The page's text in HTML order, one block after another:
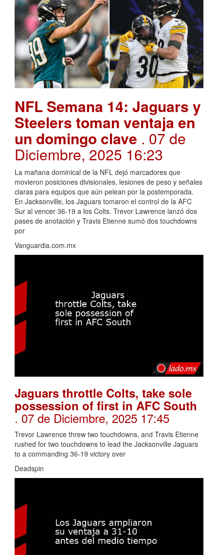
NFL Semana 14: Jaguars y
Steelers toman ventaja en
un domingo clave . 07 de
Diciembre, 2025 16:23
La mañana dominical de la NFL dejó marcadores que
movieron posiciones divisionales, lesiones de peso y señales
claras para equipos que aún pelean por la postemporada.
En Jacksonville, los Jaguars tomaron el control de la AFC
Sur al vencer 36-19 a los Colts. Trevor Lawrence lanzó dos
pases de anotación y Travis Etienne sumó dos touchdowns
por
Vanguardia.com.mx
Jaguars throttle Colts, take sole
possession of first in AFC South
. 07 de Diciembre, 2025 17:45
Trevor Lawrence threw two touchdowns, and Travis Etienne
rushed for two touchdowns to lead the Jacksonville Jaguars
to a commanding 36-19 victory over
Deadspin